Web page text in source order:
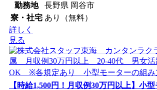
勤務地
長野県 岡谷市
寮・社宅 あり（無料）
詳しく
見る
【時給1,500円！月収例30万円以上】小